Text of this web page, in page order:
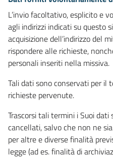
L’invio facoltativo, esplicito e
agli indirizzi indicati su questo
acquisizione dell’indirizzo del
rispondere alle richieste,
personali inseriti nella missiva.
Tali dati sono conservati per il
richieste pervenute.
Trascorsi tali termini i Suoi
cancellati, salvo che non ne
per altre e diverse finalità
legge (ad es. finalità di